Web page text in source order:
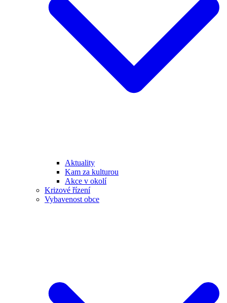
Aktuality
Kam za kulturou
Akce v okolí
Krizové řízení
Vybavenost obce